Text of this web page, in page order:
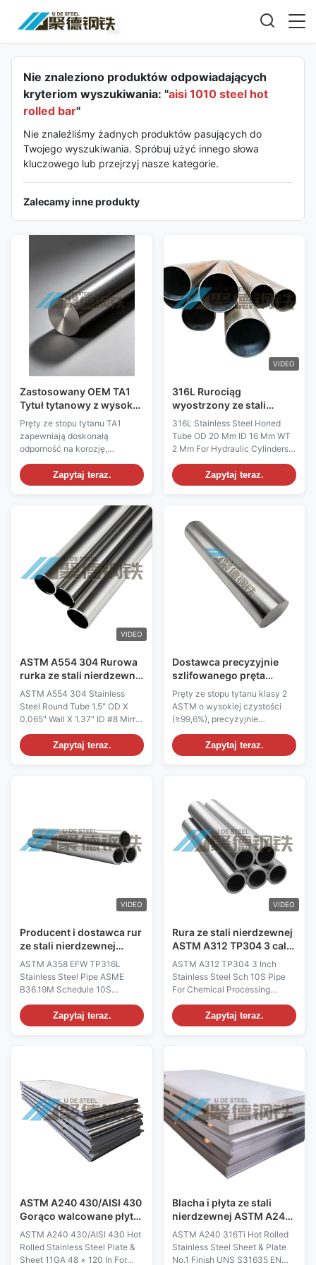
Nie znaleziono produktów odpowiadających
kryteriom wyszukiwania: "aisi 1010 steel hot
rolled bar"
Nie znaleźliśmy żadnych produktów pasujących do
Twojego wyszukiwania. Spróbuj użyć innego słowa
kluczowego lub przejrzyj nasze kategorie.
Zalecamy inne produkty
Zastosowany OEM TA1
Tytuł tytanowy z wysoką
odpornością na korozję
do zastosowań
ultradźwiękowych
Pręty ze stopu tytanu TA1
zapewniają doskonałą
odporność na korozję,
doskonałą spawalność i
wysoką biokompatybilność.
Dostępne z możliwością
certyfikatem standardu GB i
szybką dostawą do
zastosowań przemysłowych.
Zapytaj teraz.
VIDEO
316L Rurociąg
wyostrzony ze stali
nierdzewnej OD 20 mm ID
16 mm WT 2 mm Do
cylindrów
316L Stainless Steel Honed
Tube OD 20 Mm ID 16 Mm WT
2 Mm For Hydraulic Cylinders
Honed tubes are widely
recognized as hydraulic
cylinder tubes because they
cylinders. Their precision-
honed inner diameter provides
excellent surface finish ...
Zapytaj teraz.
VIDEO
ASTM A554 304 Rurowa
rurka ze stali nierdzewnej
1,5" OD X 0,065" ściana X
1,37" ID # 8 lustrzane
lustro
ASTM A554 304 Stainless
Steel Round Tube 1.5" OD X
0.065" Wall X 1.37" ID #8 Mirror
Polished The ASTM A554 304
Stainless Steel Round Tube
features a 1.5" outside diameter
Zapytaj teraz.
Dostawca precyzyjnie
szlifowanego pręta
tytanowego ASTM B348
Klasa 5 Ti-6Al-4V
Pręty ze stopu tytanu klasy 2
ASTM o wysokiej czystości
(≥99,6%), precyzyjnie
polerowanej powierzchni i
doskonałej odporności na
korozję. Bezpośrednie ceny
zastosowań chemicznych,
medycznych i morskich.
Zapytaj teraz.
VIDEO
Producent i dostawca rur
ze stali nierdzewnej
ASTM A358 EFW TP316L
ASME B36.19M Schedule
10S
ASTM A358 EFW TP316L
Stainless Steel Pipe ASME
B36.19M Schedule 10S
Manufacturer & Supplier ASTM
A358 / ASME SA358 covers
electric-fusion-welded (EFW)
service . TP316L is a low-
carbon (≤0.03% C) version of
316 ...
Zapytaj teraz.
VIDEO
Rura ze stali nierdzewnej
ASTM A312 TP304 3 cale
Sch 10S do zakładów
przetwórstwa
chemicznego
ASTM A312 TP304 3 Inch
Stainless Steel Sch 10S Pipe
For Chemical Processing
Plants Schedule 10S stainless
steel pipes are manufactured
from premium-quality stainless
are available in a wide range of
stainless steel ...
Zapytaj teraz.
ASTM A240 430/AISI 430
Gorąco walcowane płyty i
arkusze ze stali
nierdzewnej 11GA 48 ×
120 In dla zastosowań
ASTM A240 430/AISI 430 Hot
Rolled Stainless Steel Plate &
Sheet 11GA 48 × 120 In For
Blacha i płyta ze stali
nierdzewnej ASTM A240
316Ti walcowana na
gorąco z wykończeniem
nr 1 UNS S31635 EN
ASTM A240 316Ti Hot Rolled
Stainless Steel Sheet & Plate
No.1 Finish UNS S31635 EN